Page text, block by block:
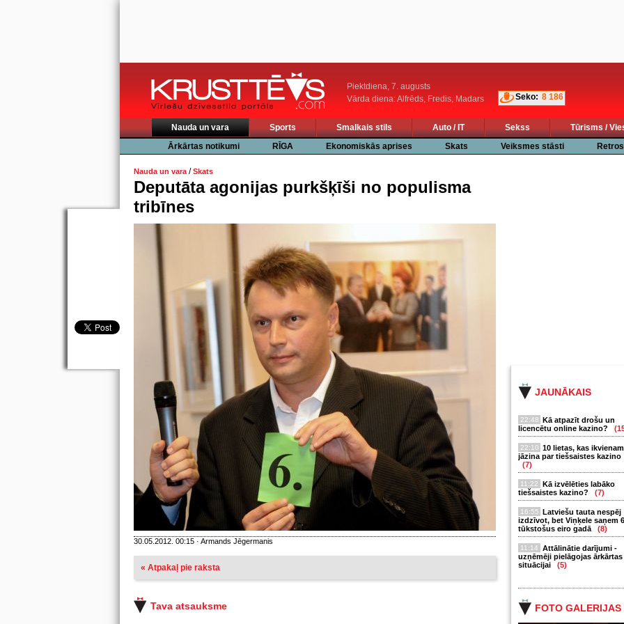
Piektdiena, 7. augusts
Vārda diena: Alfrēds, Fredis, Madars
Seko: 8 186
Nauda un vara Sports Smalkais stils Auto / IT Sekss Tūrisms /
Ārkārtas notikumi
RĪGA Ekonomiskās aprises Skats Veiksmes stāsti
JAUNĀKAIS
22:48 Kā atpazīt drošu un
licencētu online kazino?
22:10 10 lietas, kas ikvienam
jāzina par tiešsaistes kazino
(7)
11:22
Kā izvēlēties labāko
tiešsaistes kazino?
(7)
16:55 Latviešu tauta nespēj
izdzīvot, bet Viņķele saņem
tūkstošus eiro gadā
(8)
11:14
Attālinātie darījumi -
uzņēmēji pielāgojas ārkārtas
situācijai
(5)
FOTO GALERIJAS
Nauda un vara/Skats
Deputāta agonijas purkšķīši no populisma
tribīnes
30.05.2012. 00:15 · Armands Jēgermanis
« Atpakaļ pie raksta
Tava atsauksme